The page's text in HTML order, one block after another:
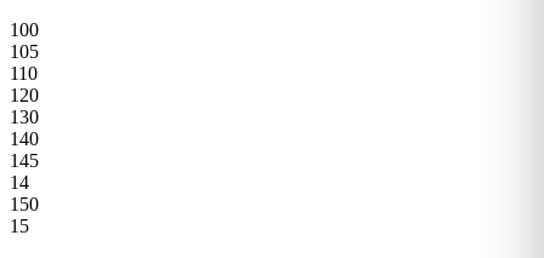
100
105
110
120
130
140
145
14
150
15